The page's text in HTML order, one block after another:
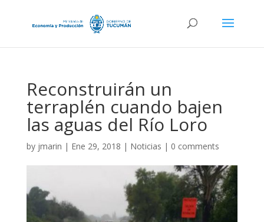
Reconstruirán un
terraplén cuando bajen
las aguas del Río Loro
by jmarin | Ene 29, 2018 | Noticias | 0 comments